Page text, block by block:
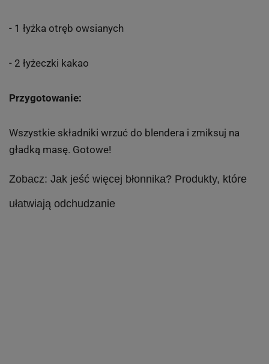
- 1 łyżka otręb owsianych
- 2 łyżeczki kakao
Przygotowanie:
Wszystkie składniki wrzuć do blendera i zmiksuj na
gładką masę. Gotowe!
Zobacz: Jak jeść więcej błonnika? Produkty, które
ułatwiają odchudzanie